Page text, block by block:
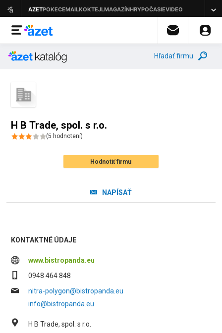
Hľadať firmu
H B Trade, spol. s r.o.
(5 hodnotení)
Hodnotiť firmu
NAPÍSAŤ
KONTAKTNÉ ÚDAJE
www.bistropanda.eu
0948 464 848
nitra-polygon@bistropanda.eu
info@bistropanda.eu
H B Trade, spol. s r.o.